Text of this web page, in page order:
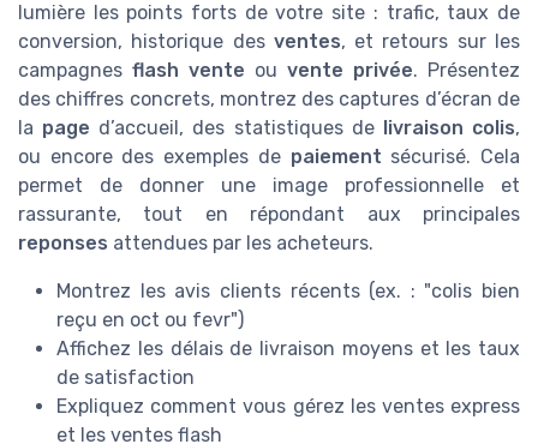
lumière les points forts de votre site : trafic, taux de
conversion, historique des ventes, et retours sur les
campagnes flash vente ou vente privée. Présentez
des chiffres concrets, montrez des captures d’écran de
la page d’accueil, des statistiques de livraison colis,
ou encore des exemples de paiement sécurisé. Cela
permet de donner une image professionnelle et
rassurante, tout en répondant aux principales
reponses attendues par les acheteurs.
Montrez les avis clients récents (ex. : "colis bien
reçu en oct ou fevr")
Affichez les délais de livraison moyens et les taux
de satisfaction
Expliquez comment vous gérez les ventes express
et les ventes flash